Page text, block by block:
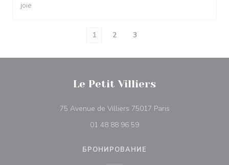
joie
1 2 3
Le Petit Villiers
75 Avenue de Villiers 75017 Paris((открывается в
01 48 88 96 59
БРОНИРОВАНИЕ